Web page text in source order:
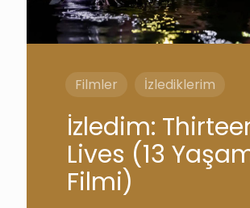
Filmler İzlediklerim
İzledim:
Lives (13
Filmi)